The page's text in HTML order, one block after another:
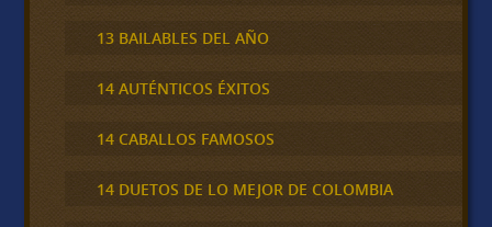
13 BAILABLES DEL AÑO
14 AUTÉNTICOS ÉXITOS
14 CABALLOS FAMOSOS
14 DUETOS DE LO MEJOR DE COLOMBIA